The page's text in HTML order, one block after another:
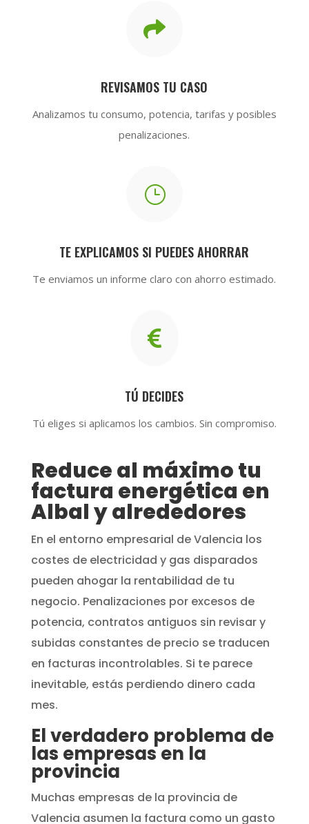

REVISAMOS TU CASO
Analizamos tu consumo, potencia, tarifas y posibles
penalizaciones.
}
TE EXPLICAMOS SI PUEDES AHORRAR
Te enviamos un informe claro con ahorro estimado.

TÚ DECIDES
Tú eliges si aplicamos los cambios. Sin compromiso.
Reduce al máximo tu
factura energética en
Albal y alrededores
En el entorno empresarial de Valencia los
costes de electricidad y gas disparados
pueden ahogar la rentabilidad de tu
negocio. Penalizaciones por excesos de
potencia, contratos antiguos sin revisar y
subidas constantes de precio se traducen
en facturas incontrolables. Si te parece
inevitable, estás perdiendo dinero cada
mes.
El verdadero problema de
las empresas en la
provincia
Muchas empresas de la provincia de
Valencia asumen la factura como un gasto